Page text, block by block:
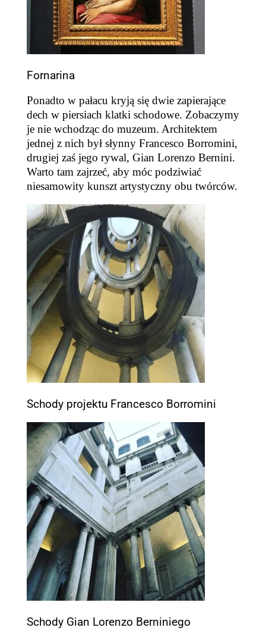
Fornarina
Ponadto wpałacu kryją się dwie zapierające
dech w piersiach klatki schodowe. Zobaczymy
jenie wchodząc do muzeum. Architektem
jednej z nich byłsłynny Francesco Borromini,
drugiej zaśjego rywal, Gian Lorenzo Bernini.
Warto tam zajrzeć, aby móc podziwiać
niesamowity kunszt artystyczny obu twórców.
Schody projektu Francesco Borromini
Schody Gian Lorenzo Berniniego